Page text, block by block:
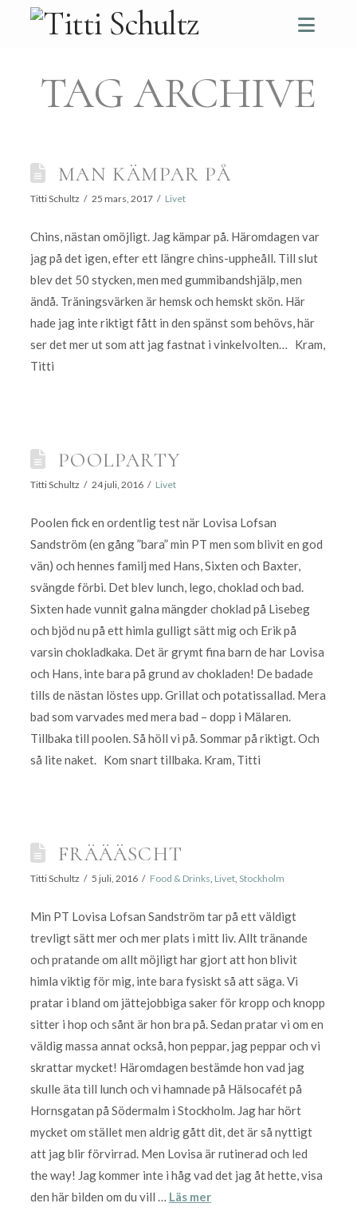
TAG ARCHIVE
MAN KÄMPAR PÅ
Titti Schultz 25 mars, 2017 Livet
Chins, nästan omöjligt. Jag kämpar på. Häromdagen var
jag på det igen, efter ett längre chins-uppheåll. Till slut
blev det 50 stycken, men med gummibandshjälp, men
ändå. Träningsvärken är hemsk och hemskt skön. Här
hade jag inte riktigt fått in den spänst som behövs, här
ser det mer ut som att jag fastnat i vinkelvolten… Kram,
Titti
POOLPARTY
Titti Schultz 24 juli, 2016 Livet
Poolen fick en ordentlig test när Lovisa Lofsan
Sandström (en gång ”bara” min PT men som blivit en god
vän) och hennes familj med Hans, Sixten och Baxter,
svängde förbi. Det blev lunch, lego, choklad och bad.
Sixten hade vunnit galna mängder choklad på Lisebeg
och bjöd nu på ett himla gulligt sätt mig och Erik på
varsin chokladkaka. Det är grymt fina barn de har Lovisa
och Hans, inte bara på grund av chokladen! De badade
tills de nästan löstes upp. Grillat och potatissallad. Mera
bad som varvades med mera bad – dopp i Mälaren.
Tillbaka till poolen. Så höll vi på. Sommar på riktigt. Och
så lite naket. Kom snart tillbaka. Kram, Titti
FRÄÄÄSCHT
Titti Schultz 5 juli, 2016 Food & Drinks, Livet, Stockholm
Min PT Lovisa Lofsan Sandström tar på ett väldigt
trevligt sätt mer och mer plats i mitt liv. Allt tränande
och pratande om allt möjligt har gjort att hon blivit
himla viktig för mig, inte bara fysiskt så att säga. Vi
pratar i bland om jättejobbiga saker för kropp och knopp
sitter i hop och sånt är hon bra på. Sedan pratar vi om en
väldig massa annat också, hon peppar, jag peppar och vi
skrattar mycket! Häromdagen bestämde hon vad jag
skulle äta till lunch och vi hamnade på Hälsocafét på
Hornsgatan på Södermalm i Stockholm. Jag har hört
mycket om stället men aldrig gått dit, det är så nyttigt
att jag blir förvirrad. Men Lovisa är rutinerad och led
the way! Jag kommer inte i håg vad det jag åt hette, visa
den här bilden om du vill … Läs mer